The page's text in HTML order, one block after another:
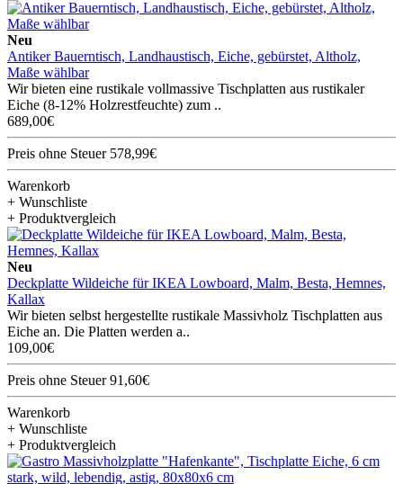
Neu
Antiker Bauerntisch, Landhaustisch, Eiche, gebürstet, Altholz,
Maße wählbar
Wir bieten eine rustikale vollmassive Tischplatten aus rustikaler
Eiche (8-12% Holzrestfeuchte) zum ..
689,00€
Preis ohne Steuer 578,99€
Warenkorb
+ Wunschliste
+ Produktvergleich
Neu
Deckplatte Wildeiche für IKEA Lowboard, Malm, Besta, Hemnes,
Kallax
Wir bieten selbst hergestellte rustikale Massivholz Tischplatten aus
Eiche an. Die Platten werden a..
109,00€
Preis ohne Steuer 91,60€
Warenkorb
+ Wunschliste
+ Produktvergleich